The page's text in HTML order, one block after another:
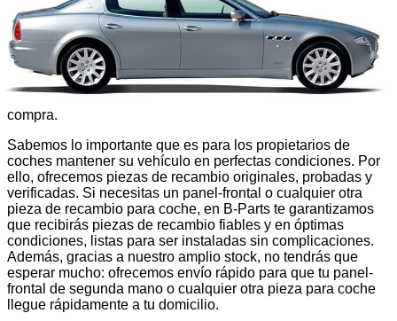
tu disposición piezas de recambio para coche diseñadas
para satisfacer cualquier necesidad, ya sea para una
reparación rápida, una sustitución específica o una mejora
general de tu vehículo. Entendemos que la calidad es
crucial, por eso todas nuestras piezas para coche incluyen
una garantía de 12 meses, ofreciéndote tranquilidad en cada
compra.
Sabemos lo importante que es para los propietarios de
coches mantener su vehículo en perfectas condiciones. Por
ello, ofrecemos piezas de recambio originales, probadas y
verificadas. Si necesitas un panel-frontal o cualquier otra
pieza de recambio para coche, en B-Parts te garantizamos
que recibirás piezas de recambio fiables y en óptimas
condiciones, listas para ser instaladas sin complicaciones.
Además, gracias a nuestro amplio stock, no tendrás que
esperar mucho: ofrecemos envío rápido para que tu panel-
frontal de segunda mano o cualquier otra pieza para coche
llegue rápidamente a tu domicilio.